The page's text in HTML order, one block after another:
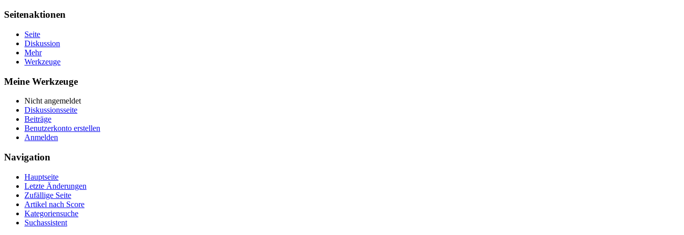
Seitenaktionen
Seite
Diskussion
Mehr
Werkzeuge
Meine Werkzeuge
Nicht angemeldet
Diskussionsseite
Beiträge
Benutzerkonto erstellen
Anmelden
Navigation
Hauptseite
Letzte Änderungen
Zufällige Seite
Artikel nach Score
Kategoriensuche
Suchassistent